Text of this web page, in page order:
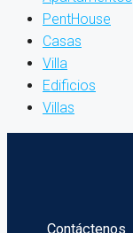
PentHouse
Casas
Villa
Edificios
Villas
Contáctenos